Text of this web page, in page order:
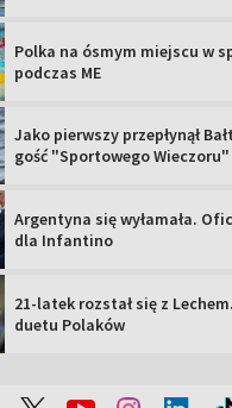
Polka na ósmym miejscu w
podczas ME
Jako pierwszy przepłynął
gość "Sportowego Wieczoru"
Argentyna się wyłamała.
dla Infantino
21-latek rozstał się z
duetu Polaków